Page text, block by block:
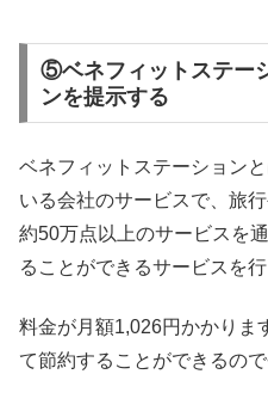
⑤ベネフィットステー
ンを提示する
ベネフィットステーション
いる会社のサービスで、旅
約50万点以上のサービスを
ることができるサービスを行
料金が月額1,026円かかりま
て節約することができるの